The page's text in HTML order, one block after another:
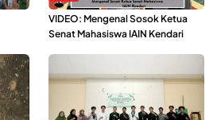
VIDEO: Mengenal Sosok Ketua
Senat Mahasiswa IAIN Kendari